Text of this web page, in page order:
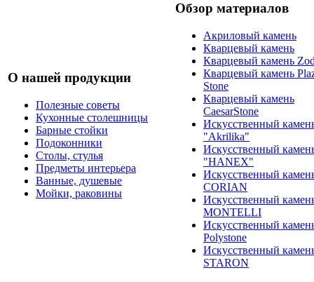
О нашей продукции
Полезные советы
Кухонные столешницы
Барные стойки
Подоконники
Столы, стулья
Предметы интерьера
Ванные, душевые
Мойки, раковины
Обзор материалов
Акриловый камень
Кварцевый камень
Кварцевый камень
Кварцевый камень
Stone
Кварцевый камень
CaesarStone
Искусственный
"Akrilika"
Искусственный
"HANEX"
Искусственный
CORIAN
Искусственный
MONTELLI
Искусственный
Polystone
Искусственный
STARON